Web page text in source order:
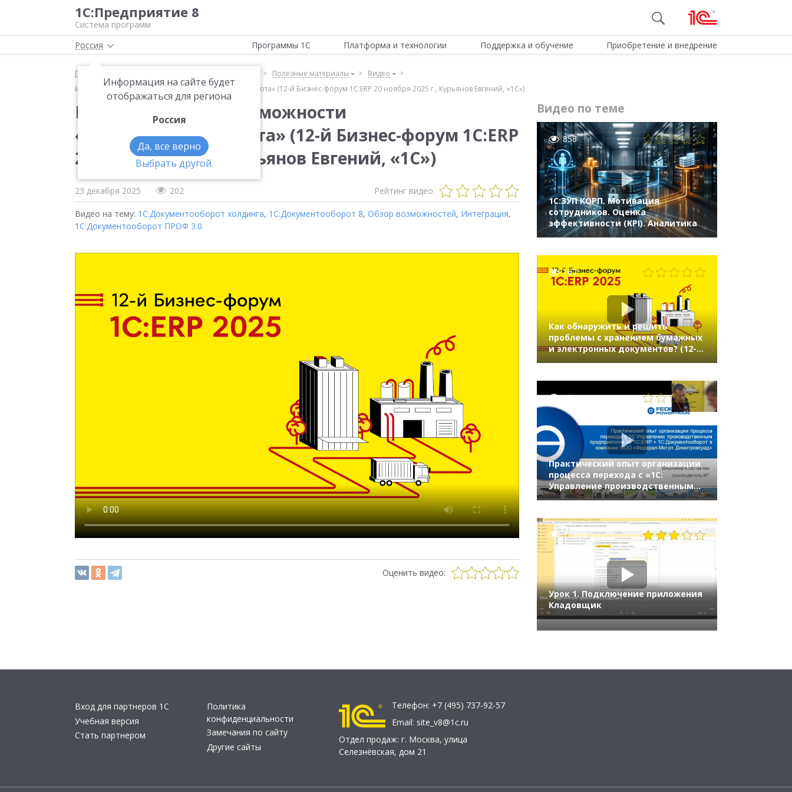
1С:Предприятие 8
Система программ
Россия
Информация на сайте будет
отображаться для региона
Россия
Да, все верно
Выбрать другой
Программы 1С Платформа и технологии Поддержка и обучение Приобретение и внедрение
Главная Полезные материалы
Видео
Интеграционные возможности «1С:Документооборота» (12-й Бизнес-форум 1С:ERP 20 ноября 2025 г., Курьянов Евгений, «1С»)
Интеграционные возможности
«1С:Документооборота» (12-й Бизнес-форум 1С:ERP
20 ноября 2025 г., Курьянов Евгений, «1С»)
23 декабря 2025 202 Рейтинг видео
Видео на тему: 1С:Документооборот холдинга, 1С:Документооборот 8, Обзор возможностей, Интеграция,
1С:Документооборот ПРОФ 3.0
Оценить видео:
Видео по теме
858
1С:ЗУП КОРП. Мотивация
сотрудников. Оценка
эффективности (KPI). Аналитика
167
Как обнаружить и решить
проблемы с хранением бумажных
и электронных документов? (12-й
1741
Практический опыт организации
процесса перехода с «1С:
Управление производственным
предприятием» на «1С:ERP» +
в компании «Федерал-Могул»
14319
Урок 1. Подключение приложения
Кладовщик
Вход для партнеров 1С
Учебная версия
Стать партнером
Политика
конфиденциальности
Замечания по сайту
Другие сайты
Телефон: +7 (495) 737-92-57
Email: site_v8@1c.ru
Отдел продаж: г. Москва, улица
Селезнёвская, дом 21